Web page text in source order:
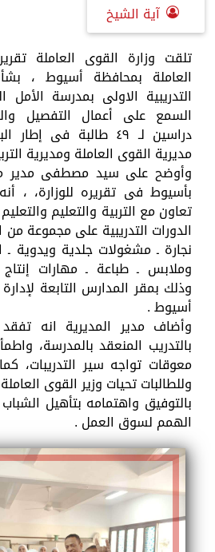
آية الشيخ
تلقت وزارة القوى العاملة
العاملة بمحافظة أسيوط ،
التدريبية الاولى بمدرسة
السمع على أعمال التفصيل
دراسين لـ ٤٩ طالبة فى
مديرية القوى العاملة ومديرية
وأوضح على سيد مصطفى مدير
بأسيوط فى تقريره للوزارة، ،
تعاون مع التربية والتعليم
الدورات التدريبية على مجموعة
نجارة ـ مشغولات جلدية ويدوية ـ
وملابس ـ طباعة ـ مهارات إنتاج
وذلك بمقر المدارس التابعة
أسيوط .
وأضاف مدير المديرية انه
بالتدريب المنعقد بالمدرسة،
معوقات تواجه سير التدريبات،
وللطالبات تحيات وزير القوى
بالتوفيق واهتمامه بتأهيل
الهمم لسوق العمل .